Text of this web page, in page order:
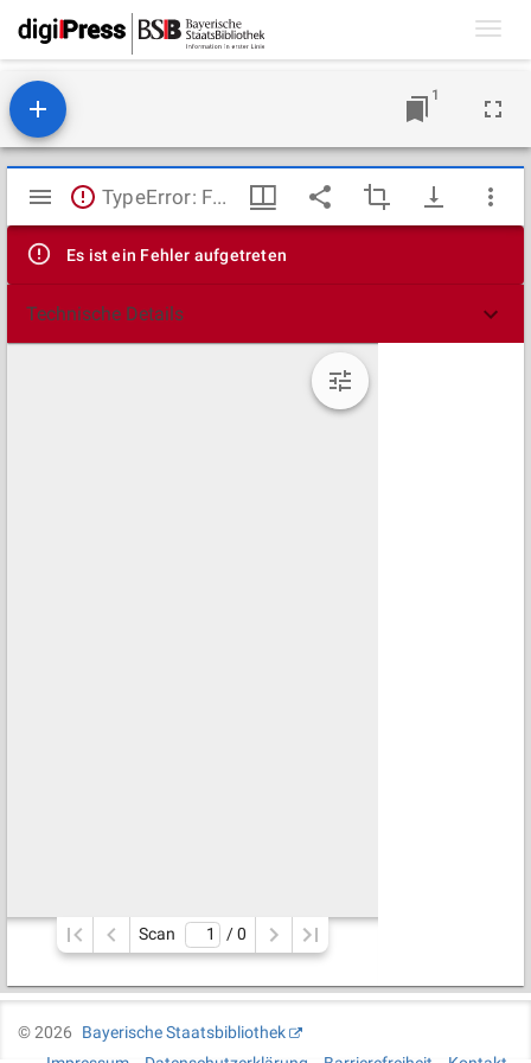
1
Mirador
Viewer
TypeError: Failed to fetch
Es ist ein Fehler aufgetreten
Technische Details
Scan / 0
©2026
Bayerische Staatsbibliothek